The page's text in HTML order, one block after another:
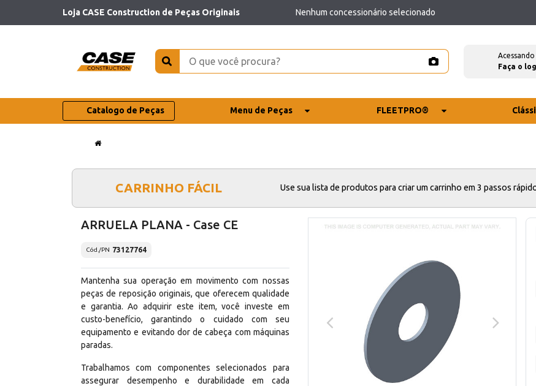
Loja CASE Construction de Peças Originais Nenhum concessionário selecionado
Faça o
Catalogo de Peças Menu de Peças FLEETPRO®
CARRINHO FÁCIL Use sua lista de produtos para criar um carrinho em 3 passos
ARRUELA PLANA - Case CE
Cód./PN 73127764
Mantenha sua operação em movimento com nossas
peças de reposição originais, que oferecem qualidade
e garantia. Ao adquirir este item, você investe em
custo-benefício, garantindo o cuidado com seu
equipamento e evitando dor de cabeça com máquinas
paradas.
Trabalhamos com componentes selecionados para
assegurar desempenho e durabilidade em cada